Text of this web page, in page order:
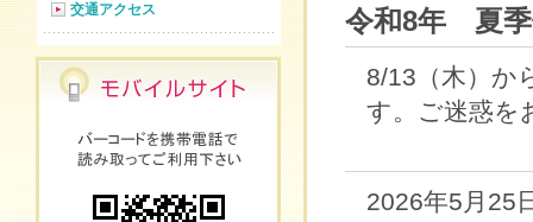
令和8年 夏季
8/13（木）か
す。ご迷惑を
2026年5月25
交通アクセス